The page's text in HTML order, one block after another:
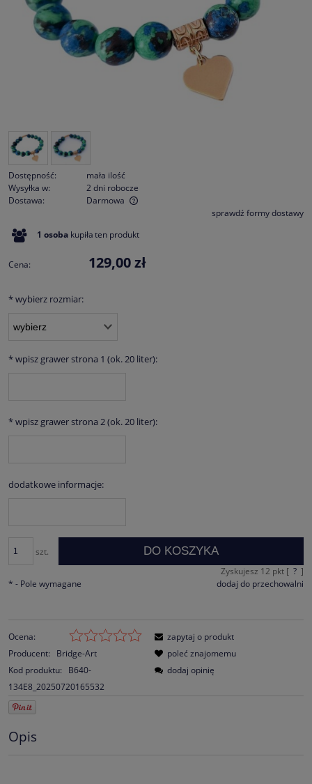
Dostępność:
mała ilość
Wysyłka w:
2 dni robocze
Dostawa:
Darmowa
Cena nie zawiera ewentualnych kosztów płatnościsprawdź formy dostawy
1 osoba kupiłaten produkt
Cena: 129,00 zł
*wybierz rozmiar:
*wpisz grawer strona 1 (ok. 20 liter):
*wpisz grawer strona 2 (ok. 20 liter):
dodatkowe informacje:
szt. DO KOSZYKA
Zyskujesz 12 pkt [ ? ]
dodaj do przechowalni
* - Pole wymagane
Ocena:
Producent:
Bridge-Art
Kod produktu:
B640-
134E8_20250720165532
zapytaj o produkt
poleć znajomemu
dodaj opinię
Opis